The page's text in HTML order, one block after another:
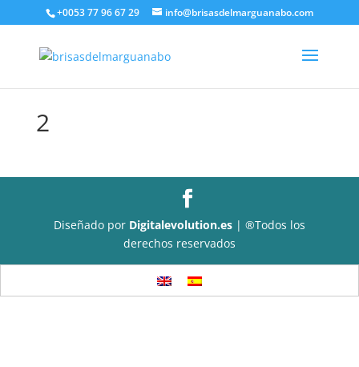
+0053 77 96 67 29 info@brisasdelmarguanabo.com
2
Diseñado por Digitalevolution.es| ®Todos los
derechos reservados